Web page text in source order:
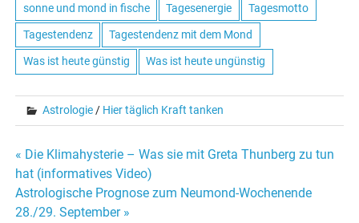
sonne und mond in fische Tagesenergie Tagesmotto
Tagestendenz Tagestendenz mit dem Mond
Was ist heute günstig Was ist heute ungünstig
Astrologie / Hier täglich Kraft tanken
Beitrags-
Navigation
« Die Klimahysterie – Was sie mit Greta Thunberg zu tun
hat (informatives Video)
Astrologische Prognose zum Neumond-Wochenende
28./29. September »